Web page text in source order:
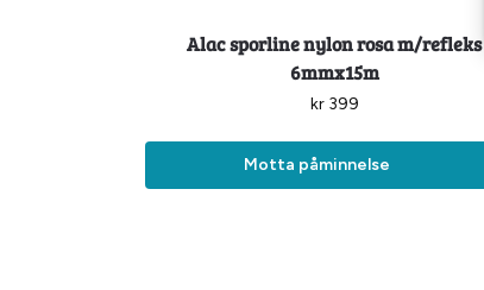
Alac sporline nylon rosa m/refleks
6mmx15m
kr399
Motta påminnelse